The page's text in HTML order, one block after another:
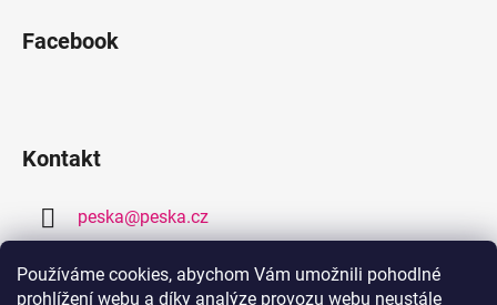
Používáme cookies, abychom Vám umožnili pohodlné
prohlížení webu a díky analýze provozu webu neustále
Facebook
Kontakt
peska@peska.cz
377 259 632